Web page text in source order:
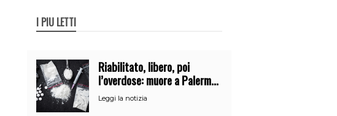
I PIÙ LETTI
Riabilitato, libero, poi
l’overdose: muore a Palermo
un mese dopo l’uscita dalla
comunità
Leggi la notizia